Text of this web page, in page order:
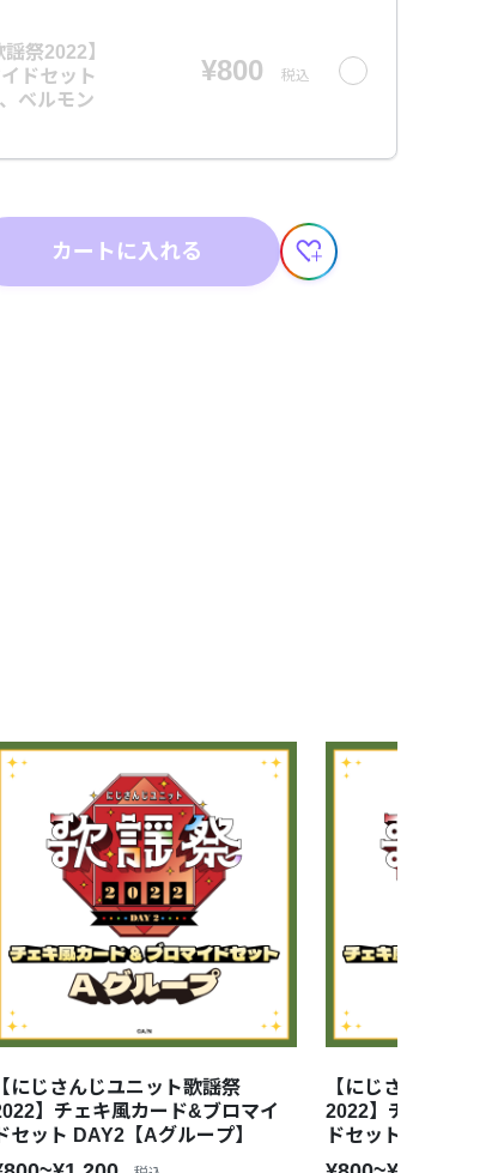
祭2022】
ドセット
ベルモン
¥800 税込
カートに入れる
【にじさんじユニット歌謡祭
】チェキ風カード&ブロマイ
ドセット DAY2【Aグループ】
【にじさんじユニ
2022】チェキ風カ
ドセット DAY2【